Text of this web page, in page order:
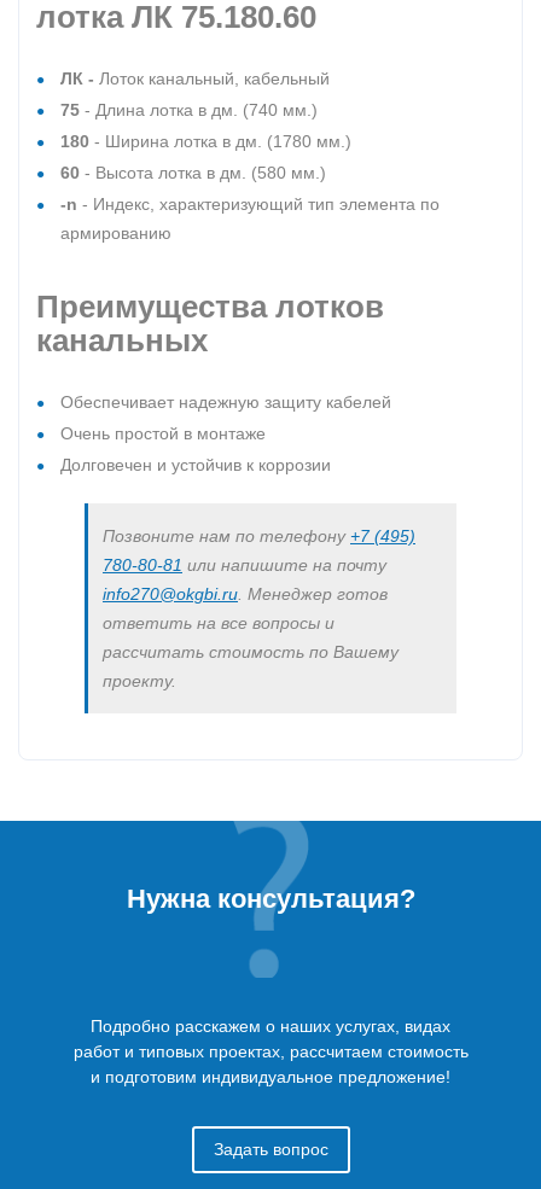
лотка ЛК 75.180.60
ЛК - Лоток канальный, кабельный
75 - Длина лотка в дм. (740 мм.)
180 - Ширина лотка в дм. (1780 мм.)
60 - Высота лотка в дм. (580 мм.)
-n - Индекс, характеризующий тип элемента по
армированию
Преимущества лотков
канальных
Обеспечивает надежную защиту кабелей
Очень простой в монтаже
Долговечен и устойчив к коррозии
Позвоните нам по телефону+7 (495)
780-80-81 или напишите на почту
info270@okgbi.ru . Менеджер готов
ответить на все вопросы и
рассчитать стоимость по Вашему
проекту.
Нужна консультация?
Подробно расскажем о наших услугах, видах
работ и типовых проектах, рассчитаем стоимость
и подготовим индивидуальное предложение!
Задать вопрос